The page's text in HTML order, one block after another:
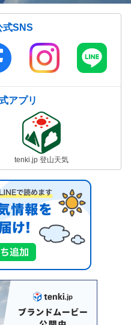
SNS
アプリ
tenki.jp 登山天気